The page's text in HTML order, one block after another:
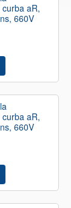
aR,
660V
aR,
660V